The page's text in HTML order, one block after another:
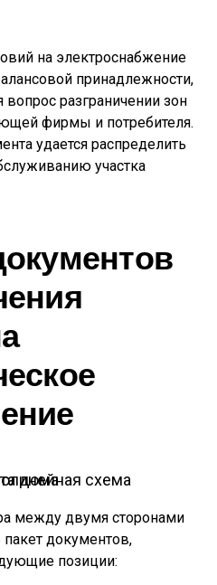
на электроснабжение
принадлежности,
вопрос разграничении зон
фирмы и потребителя.
удается распределить
участка
электрощита дома
между двумя сторонами
пакет документов,
позиции: